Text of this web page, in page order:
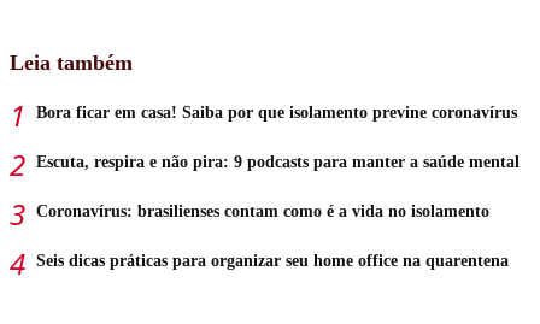
Leia também
Bora ficar em casa! Saiba por que isolamento previne coronavírus
Escuta, respira e não pira: 9 podcasts para manter a saúde mental
Coronavírus: brasilienses contam como é a vida no isolamento
Seis dicas práticas para organizar seu home office na quarentena